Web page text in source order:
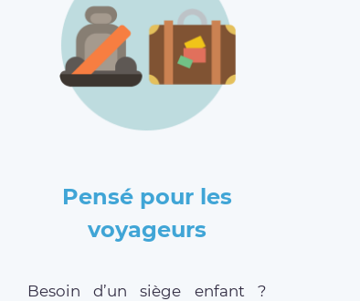
Pensé pour les
voyageurs
Besoin d’un siège enfant ?